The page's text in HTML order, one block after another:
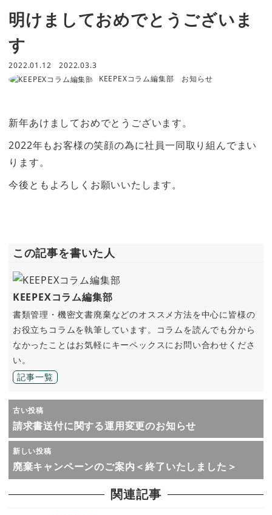
明けましておめでとうございま
す
投稿日
2022.01.12 更新日
2022.03.3
著者
KEEPEXコラム編集部 カテゴリー
お知らせ
新年あけましておめでとうございます。
2022年もお客様の笑顔の為に社員一同取り組んでまい
ります。
今後ともよろしくお願いいたします。
この記事を書いた人
KEEPEXコラム編集部
書類管理・機密文書廃棄などのオススメ方法を中心に皆様の
お役立ちコラムを執筆しています。コラムを読んでも分から
なかったことはお気軽にキーペックスにお問い合わせくださ
い。
記事一覧
古い投稿
請求書送付に関する運用変更のお知らせ
新しい投稿
廃棄キャンペーンのご案内＜終了いたしました＞
関連記事